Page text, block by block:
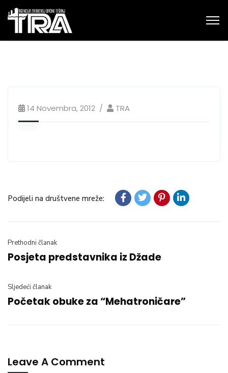
14 Novembra, 2012 TRA
Podijeli na društvene mreže:
Prethodni članak
Posjeta predstavnika iz Džade
Sljedeći članak
Početak obuke za “Mehatroničare”
Leave A Comment